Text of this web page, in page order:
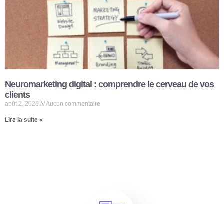
Neuromarketing digital : comprendre le cerveau de vos
clients
août 2, 2026 Aucun commentaire
Lire la suite »